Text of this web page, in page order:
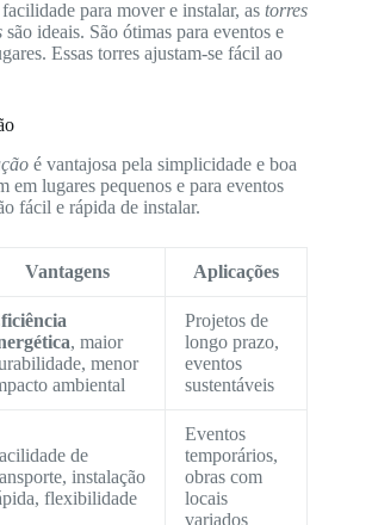
para mover e instalar, as torres
são ideais. São ótimas para eventos e
Essas torres ajustam-se fácil ao
é vantajosa pela simplicidade e boa
em lugares pequenos e para eventos
fácil e rápida de instalar.
Vantagens Aplicações
, maior
menor
ambiental
Projetos de
longo prazo,
eventos
sustentáveis
de
instalação
flexibilidade
Eventos
temporários,
obras com
locais
variados